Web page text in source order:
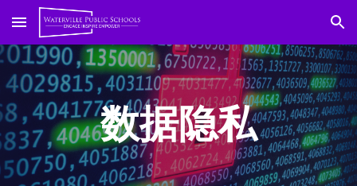
跳到主要内容 跳到导航
数据隐私